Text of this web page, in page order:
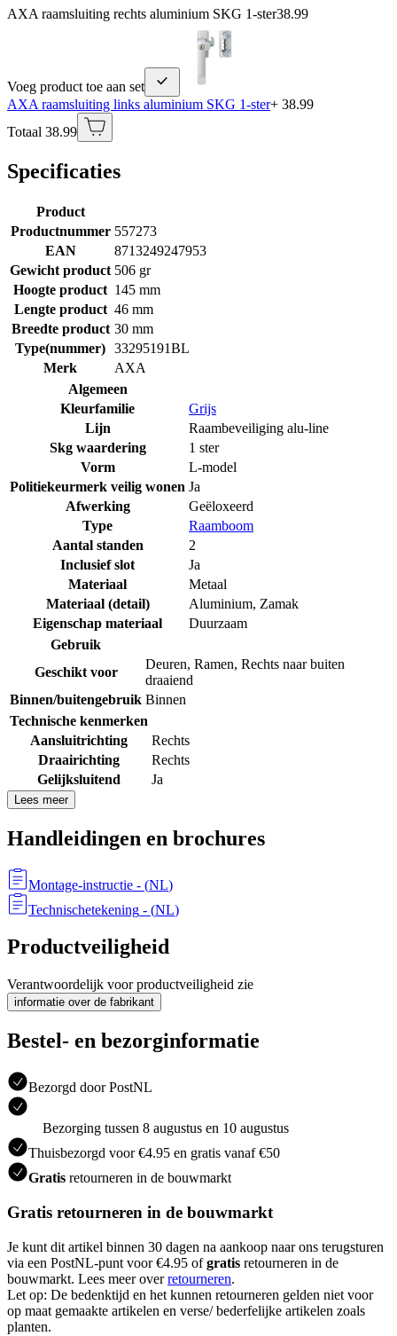
AXA raamsluiting rechts aluminium SKG 1-ster38.99
Voeg product toe aan set
AXA raamsluiting links aluminium SKG 1-ster+ 38.99
Totaal 38.99
Specificaties
Product
Productnummer 557273
EAN
8713249247953
Gewicht product 506 gr
Hoogte product 145 mm
Lengte product 46 mm
Breedte product 30 mm
Type(nummer) 33295191BL
Merk
AXA
Algemeen
Kleurfamilie
Grijs
Lijn
Raambeveiliging alu-line
Skg waardering
1 ster
Vorm
L-model
Politiekeurmerk veilig wonen Ja
Afwerking
Geëloxeerd
Type
Raamboom
Aantal standen
2
Inclusief slot
Ja
Materiaal
Metaal
Materiaal (detail)
Aluminium, Zamak
Eigenschap materiaal
Duurzaam
Gebruik
Geschikt voor
Deuren, Ramen, Rechts naar buiten
draaiend
Binnen/buitengebruik Binnen
Technische kenmerken
Aansluitrichting
Rechts
Draairichting
Rechts
Gelijksluitend
Ja
Lees meer
Handleidingen en brochures
Montage-instructie - (NL)
Technischetekening - (NL)
Productveiligheid
Verantwoordelijk voor productveiligheid zie
informatie over de fabrikant
Bestel- en bezorginformatie
Bezorgd door PostNL
Bezorging tussen 8 augustus en 10 augustus
Thuisbezorgd voor €4.95 en gratis vanaf €50
Gratis retourneren in de bouwmarkt
Gratis retourneren in de bouwmarkt
Je kunt dit artikel binnen 30 dagen na aankoop naar ons terugsturen
via een PostNL-punt voor €4.95 ofgratis retourneren in de
bouwmarkt. Lees meer overretourneren.
Let op: De bedenktijd en het kunnen retourneren gelden niet voor
op maat gemaakte artikelen en verse/ bederfelijke artikelen zoals
planten.